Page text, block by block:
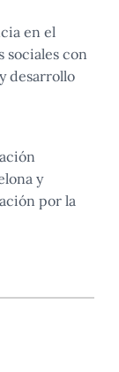
en el
sociales con
desarrollo
y
por la